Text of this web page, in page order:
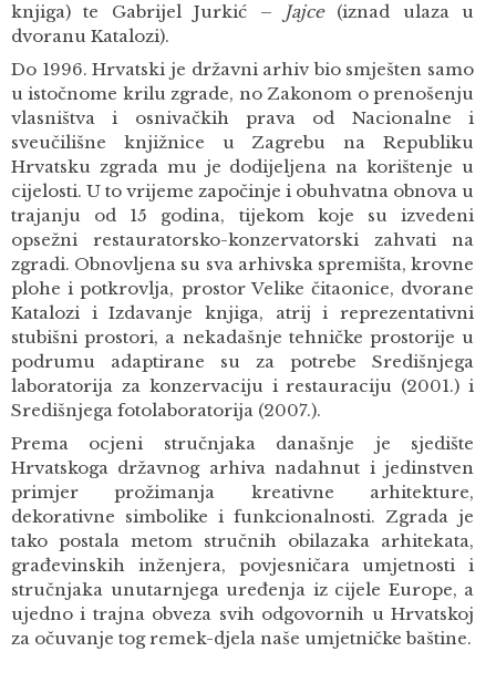
knjiga) te Gabrijel Jurkić –
Jajce (iznad ulaza u
dvoranu Katalozi).
Do 1996. Hrvatski je državni arhiv bio smješten samo
u istočnome krilu zgrade, no Zakonom o prenošenju
vlasništva i osnivačkih prava od Nacionalne i
sveučilišne knjižnice u Zagrebu na Republiku
Hrvatsku zgrada mu je dodijeljena na korištenje u
cijelosti. U to vrijeme započinje i obuhvatna obnova u
trajanju od 15 godina, tijekom koje su izvedeni
opsežni restauratorsko-konzervatorski zahvati na
zgradi. Obnovljena su sva arhivska spremišta, krovne
plohe i potkrovlja, prostor Velike čitaonice, dvorane
Katalozi i Izdavanje knjiga, atrij i reprezentativni
stubišni prostori, a nekadašnje tehničke prostorije u
podrumu adaptirane su za potrebe Središnjega
laboratorija za konzervaciju i restauraciju (2001.) i
Središnjega fotolaboratorija (2007.).
Prema ocjeni stručnjaka današnje je sjedište
Hrvatskoga državnog arhiva nadahnut i jedinstven
primjer prožimanja kreativne arhitekture,
dekorativne simbolike i funkcionalnosti. Zgrada je
tako postala metom stručnih obilazaka arhitekata,
građevinskih inženjera, povjesničara umjetnosti i
stručnjaka unutarnjega uređenja iz cijele Europe, a
ujedno i trajna obveza svih odgovornih u Hrvatskoj
za očuvanje tog remek-djela naše umjetničke baštine.